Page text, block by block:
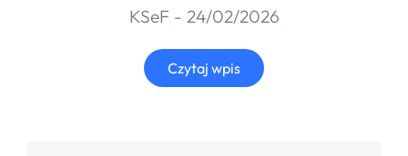
KSeF 24/02/2026
Czytaj wpis